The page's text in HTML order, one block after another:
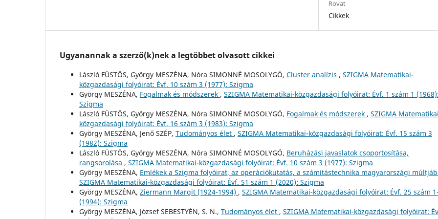
Rovat
Cikkek
Ugyanannak a szerző(k)nek a legtöbbet olvasott cikkei
László FÜSTÖS, György MESZÉNA, Nóra SIMONNÉ MOSOLYGÓ, Cluster analízis , SZIGMA Matematikai-
közgazdasági folyóirat: Évf. 10 szám 3 (1977): Szigma
György MESZÉNA, Fogalmak és módszerek , SZIGMA Matematikai-közgazdasági folyóirat: Évf. 1 szám 1 (1968):
Szigma
László FÜSTÖS, György MESZÉNA, Nóra SIMONNÉ MOSOLYGÓ, Fogalmak és módszerek , SZIGMA
közgazdasági folyóirat: Évf. 16 szám 3 (1983): Szigma
György MESZÉNA, Jenő SZÉP, Tudományos élet , SZIGMA Matematikai-közgazdasági folyóirat: Évf. 15 szám 3
(1982): Szigma
László FÜSTÖS, György MESZÉNA, Nóra SIMONNÉ MOSOLYGÓ, Beruházási javaslatok csoportosítása,
rangsorolása , SZIGMA Matematikai-közgazdasági folyóirat: Évf. 10 szám 3 (1977): Szigma
György MESZÉNA, Emlékek a Szigma folyóirat, az operációkutatás, a számítástechnika magyarországi
SZIGMA Matematikai-közgazdasági folyóirat: Évf. 51 szám 1 (2020): Szigma
György MESZÉNA, Ziermann Margit (1924-1994) , SZIGMA Matematikai-közgazdasági folyóirat: Évf. 25 szám
(1994): Szigma
György MESZÉNA, József SEBESTYÉN, S. N., Tudományos élet , SZIGMA Matematikai-közgazdasági folyóirat: